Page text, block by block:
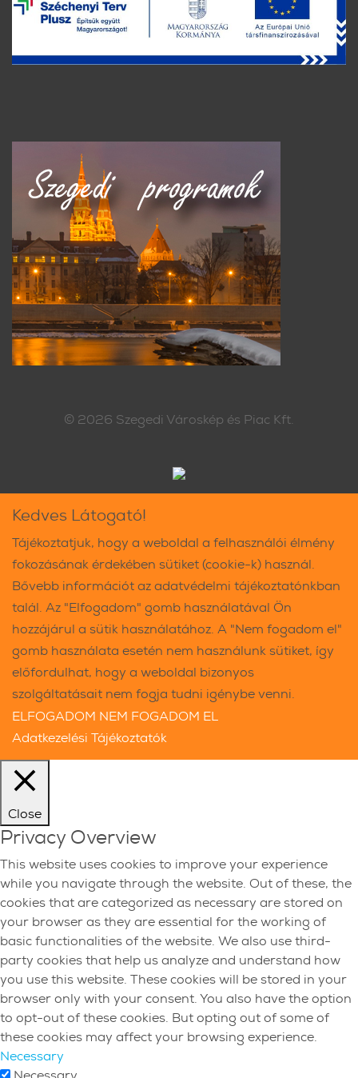
© 2026 Szegedi Városkép és Piac Kft.
Kedves Látogató!
Tájékoztatjuk, hogy a weboldal a felhasználói élmény
fokozásának érdekében sütiket (cookie-k) használ.
Bővebb információt az adatvédelmi tájékoztatónkban
talál. Az "Elfogadom" gomb használatával Ön
hozzájárul a sütik használatához. A "Nem fogadom el"
gomb használata esetén nem használunk sütiket, így
előfordulhat, hogy a weboldal bizonyos
szolgáltatásait nem fogja tudni igénybe venni.
ELFOGADOM NEM FOGADOM EL
Adatkezelési Tájékoztatók
Close
Privacy Overview
This website uses cookies to improve your experience
while you navigate through the website. Out of these, the
cookies that are categorized as necessary are stored on
your browser as they are essential for the working of
basic functionalities of the website. We also use third-
party cookies that help us analyze and understand how
you use this website. These cookies will be stored in your
browser only with your consent. You also have the option
to opt-out of these cookies. But opting out of some of
these cookies may affect your browsing experience.
Necessary